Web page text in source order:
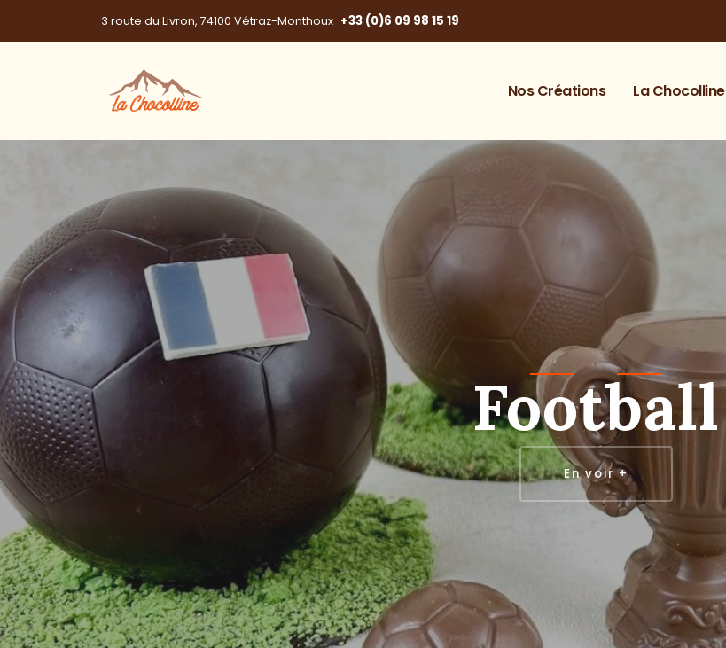
3 route du Livron, 74100 Vétraz-Monthoux +33 (0)6 09 98 15 19
Nos Créations La Chocolline
Football
En voir +